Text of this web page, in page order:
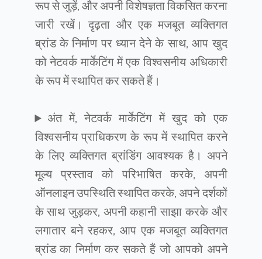
रूप से जुड़ें, और अपनी विशेषज्ञता विकसित करना
जारी रखें। दृढ़ता और एक मजबूत व्यक्तिगत
ब्रांड के निर्माण पर ध्यान देने के साथ, आप खुद
को नेटवर्क मार्केटिंग में एक विश्वसनीय अधिकारी
के रूप में स्थापित कर सकते हैं।
अंत में, नेटवर्क मार्केटिंग में खुद को एक
विश्वसनीय प्राधिकरण के रूप में स्थापित करने
के लिए व्यक्तिगत ब्रांडिंग आवश्यक है। अपने
मूल्य प्रस्ताव को परिभाषित करके, अपनी
ऑनलाइन उपस्थिति स्थापित करके, अपने दर्शकों
के साथ जुड़कर, अपनी कहानी साझा करके और
लगातार बने रहकर, आप एक मजबूत व्यक्तिगत
ब्रांड का निर्माण कर सकते हैं जो आपको अपने